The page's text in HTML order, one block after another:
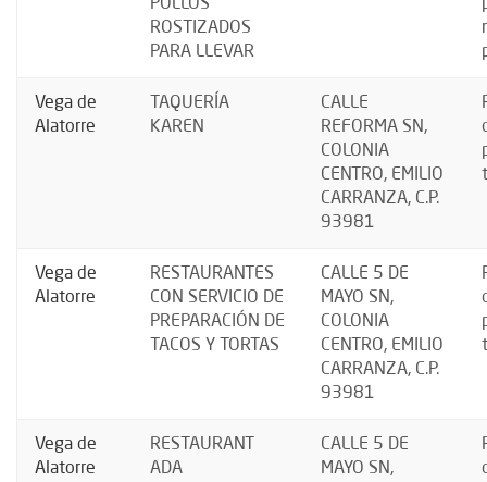
POLLOS
ROSTIZADOS
PARA LLEVAR
Vega de
Alatorre
TAQUERÍA
KAREN
CALLE
REFORMA SN,
COLONIA
CENTRO, EMILIO
CARRANZA, C.P.
93981
Vega de
Alatorre
RESTAURANTES
CON SERVICIO DE
PREPARACIÓN DE
TACOS Y TORTAS
CALLE 5 DE
MAYO SN,
COLONIA
CENTRO, EMILIO
CARRANZA, C.P.
93981
Vega de
Alatorre
RESTAURANT
ADA
CALLE 5 DE
MAYO SN,